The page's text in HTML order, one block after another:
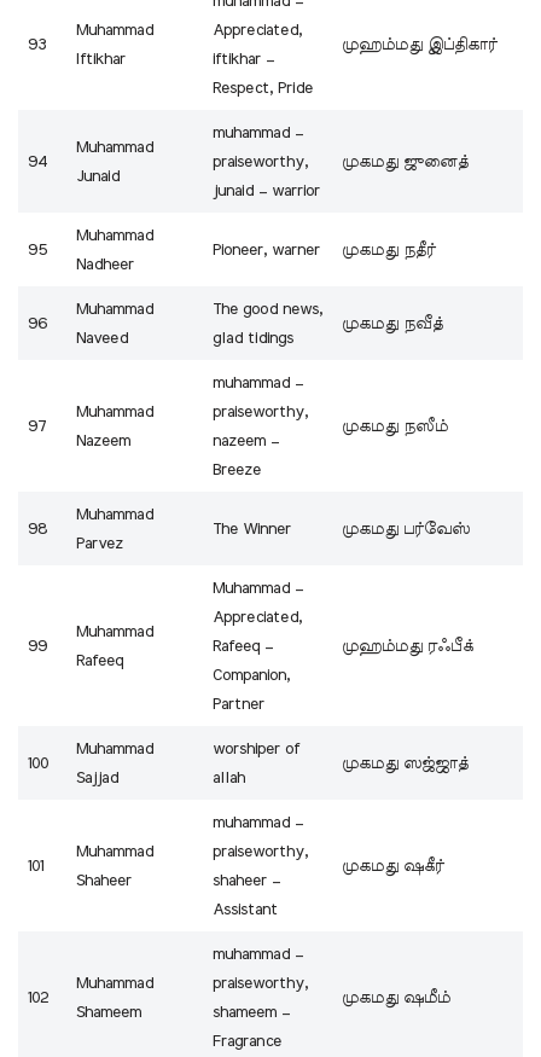
93
Muhammad
Iftikhar
Appreciated,
iftikhar –
Respect, Pride
முஹம்மது இப்திகார்
94
Muhammad
Junaid
muhammad –
praiseworthy,
junaid – warrior
முகமது ஜுனைத்
95
Muhammad
Nadheer
Pioneer, warner முகமது நதீர்
96
Muhammad
Naveed
The good news,
glad tidings
முகமது நவீத்
97
Muhammad
Nazeem
muhammad –
praiseworthy,
nazeem –
Breeze
முகமது நஸீம்
98
Muhammad
Parvez
The Winner முகமது பர்வேஸ்
99
Muhammad
Rafeeq
Muhammad –
Appreciated,
Rafeeq –
Companion,
Partner
முஹம்மது ரஃபீக்
100
Muhammad
Sajjad
worshiper of
allah
முகமது ஸஜ்ஜாத்
101
Muhammad
Shaheer
muhammad –
praiseworthy,
shaheer –
Assistant
முகமது ஷகீர்
102
Muhammad
Shameem
muhammad –
praiseworthy,
shameem –
Fragrance
முகமது ஷமீம்